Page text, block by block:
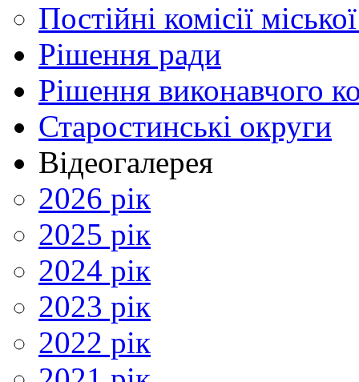
Постійні комісії
Рішення ради
Рішення виконавчого
Старостинські округи
Відеогалерея
2026 рік
2025 рік
2024 рік
2023 рік
2022 рік